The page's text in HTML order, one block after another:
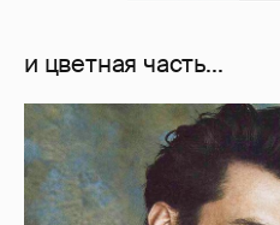
и цветная часть...